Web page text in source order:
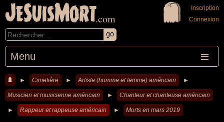
JeSuisMort.com
Menu
Inscription
Connexion
► Cimetière ► Artiste (homme et femme) américain ►
Musicien et musicienne américain ► Chanteur et chanteuse américain
► Rappeur et rappeuse américain ► Morts en mars 2019